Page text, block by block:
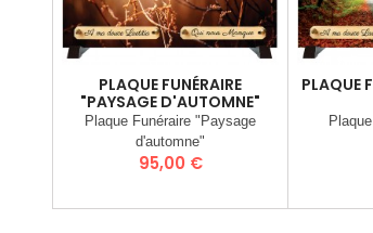
PLAQUE FUNÉRAIRE
"PAYSAGE D'AUTOMNE"
Plaque Funéraire "Paysage
d'automne"
Prix
95,00 €
PLAQUE